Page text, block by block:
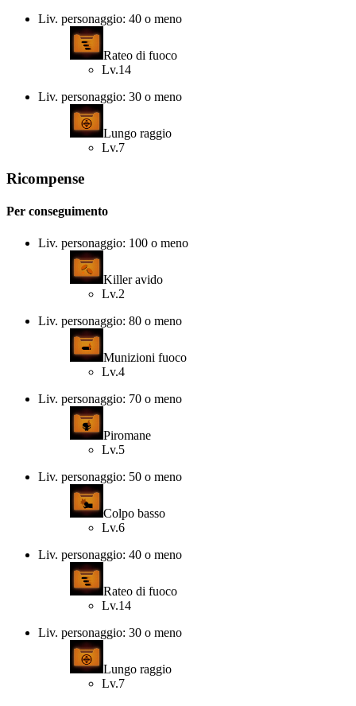
Liv. personaggio: 40 o meno
Rateo di fuoco
Lv.14
Liv. personaggio: 30 o meno
Lungo raggio
Lv.7
Ricompense
Per conseguimento
Liv. personaggio: 100 o meno
Killer avido
Lv.2
Liv. personaggio: 80 o meno
Munizioni fuoco
Lv.4
Liv. personaggio: 70 o meno
Piromane
Lv.5
Liv. personaggio: 50 o meno
Colpo basso
Lv.6
Liv. personaggio: 40 o meno
Rateo di fuoco
Lv.14
Liv. personaggio: 30 o meno
Lungo raggio
Lv.7